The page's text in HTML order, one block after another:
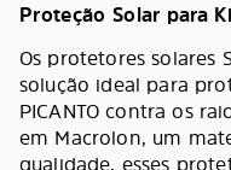
Proteção Solar para
Os protetores solares
solução ideal para
PICANTO contra os
em Macrolon, um
qualidade, esses